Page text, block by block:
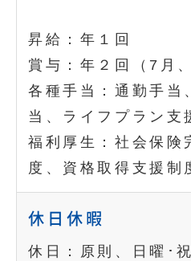
昇給：年１回
賞与：年２回（7月
各種手当：通勤手当
当、ライフプラン支
福利厚生：社会保険
度、資格取得支援制
休日休暇
休日：原則、日曜･